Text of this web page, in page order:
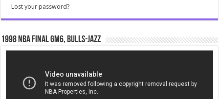
Lost your password?
1998 NBA Final gm6, Bulls-Jazz